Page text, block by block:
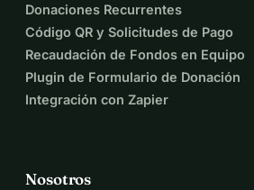
Donaciones Recurrentes
Código QR y Solicitudes de Pago
Recaudación de Fondos en Equipo
Plugin de Formulario de Donación
Integración con Zapier
Nosotros